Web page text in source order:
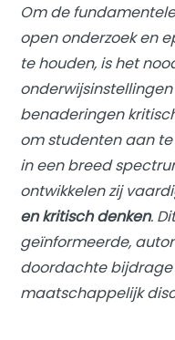
Om de
open onderzoek en
te houden, is het
benaderingen
om studenten aan
in een breed
ontwikkelen zij
en kritisch denken.
geïnformeerde,
doordachte bijdrage
maatschappelijk